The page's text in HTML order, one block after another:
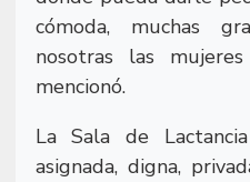
cómoda, muchas
nosotras las
mencionó.
La Sala de
asignada, digna,